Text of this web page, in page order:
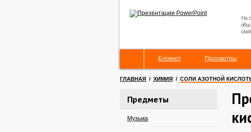
На
Блокнот Просмотры
ГЛАВНАЯ / ХИМИЯ / СОЛИ АЗОТНОЙ
Предметы
Музыка